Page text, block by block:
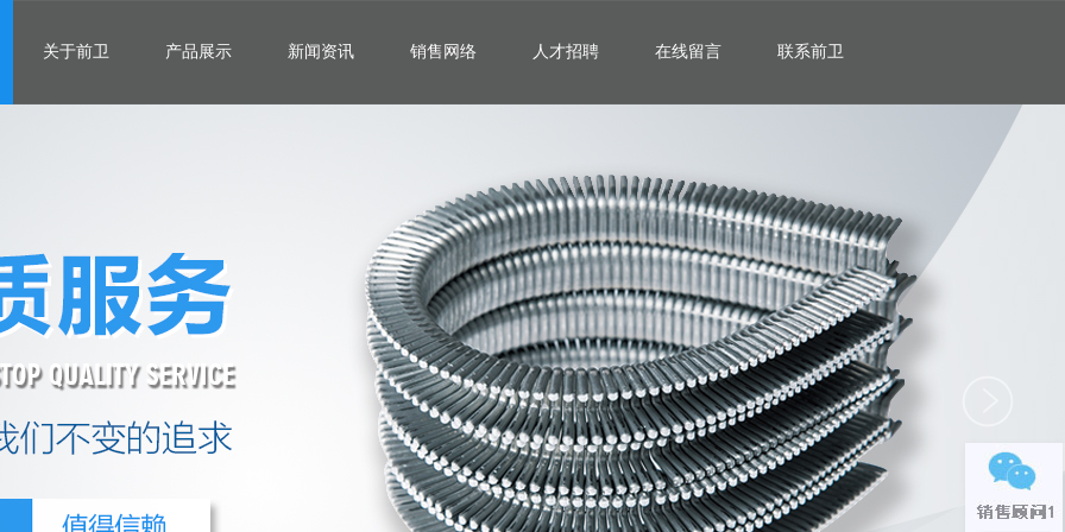
关于前卫 产品展示 新闻资讯 销售网络 人才招聘 在线留言 联系前卫